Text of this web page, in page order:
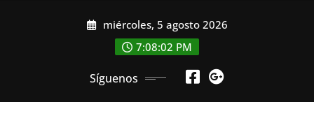
miércoles, 5 agosto 2026
7:08:03 PM
Síguenos